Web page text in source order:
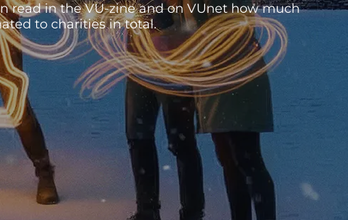
read in the VU-zine and on VUnet how much
to charities in total.